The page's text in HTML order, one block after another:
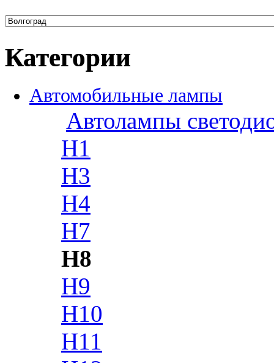
Категории
Автомобильные лампы
Автолампы
H1
H3
H4
H7
H8
H9
H10
H11